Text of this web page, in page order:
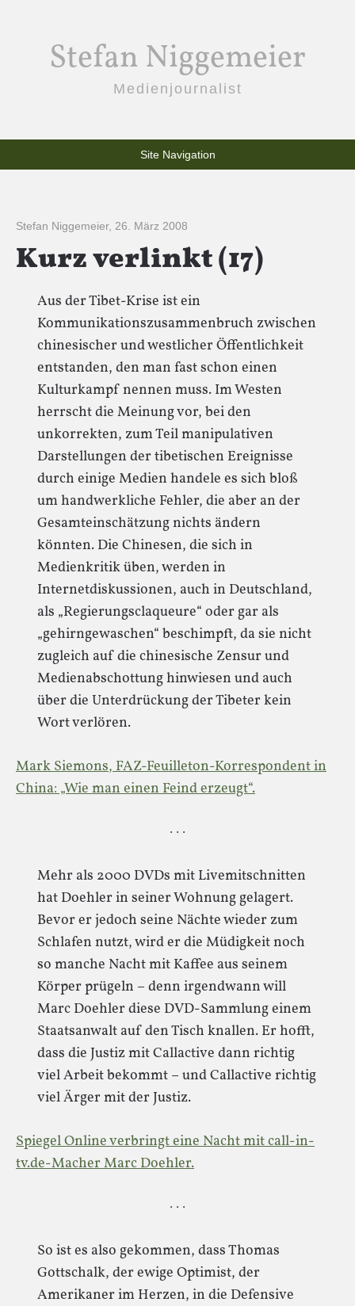
Stefan Niggemeier
Medienjournalist
Site Navigation
Stefan Niggemeier, 26. März 2008
Kurz verlinkt (17)
Aus der Tibet-Krise ist ein
Kommunikationszusammenbruch zwischen
chinesischer und westlicher Öffentlichkeit
entstanden, den man fast schon einen
Kulturkampf nennen muss. Im Westen
herrscht die Meinung vor, bei den
unkorrekten, zum Teil manipulativen
Darstellungen der tibetischen Ereignisse
durch einige Medien handele es sich bloß
um handwerkliche Fehler, die aber an der
Gesamteinschätzung nichts ändern
könnten. Die Chinesen, die sich in
Medienkritik üben, werden in
Internetdiskussionen, auch in Deutschland,
als „Regierungsclaqueure“ oder gar als
„gehirngewaschen“ beschimpft, da sie nicht
zugleich auf die chinesische Zensur und
Medienabschottung hinwiesen und auch
über die Unterdrückung der Tibeter kein
Wort verlören.
Mark Siemons, FAZ-Feuilleton-Korrespondent in
China: „Wie man einen Feind erzeugt“.
· · ·
Mehr als 2000 DVDs mit Livemitschnitten
hat Doehler in seiner Wohnung gelagert.
Bevor er jedoch seine Nächte wieder zum
Schlafen nutzt, wird er die Müdigkeit noch
so manche Nacht mit Kaffee aus seinem
Körper prügeln – denn irgendwann will
Marc Doehler diese DVD-Sammlung einem
Staatsanwalt auf den Tisch knallen. Er hofft,
dass die Justiz mit Callactive dann richtig
viel Arbeit bekommt – und Callactive richtig
viel Ärger mit der Justiz.
Spiegel Online verbringt eine Nacht mit call-in-
tv.de-Macher Marc Doehler.
· · ·
So ist es also gekommen, dass Thomas
Gottschalk, der ewige Optimist, der
Amerikaner im Herzen, in die Defensive